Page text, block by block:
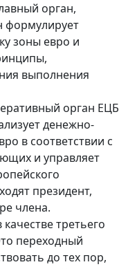
орган,
зоны евро и
выполнения
орган ЕЦБ
денежно-
в соответствии с
и управляет
президент,
члена.
третьего
переходный
до тех пор,